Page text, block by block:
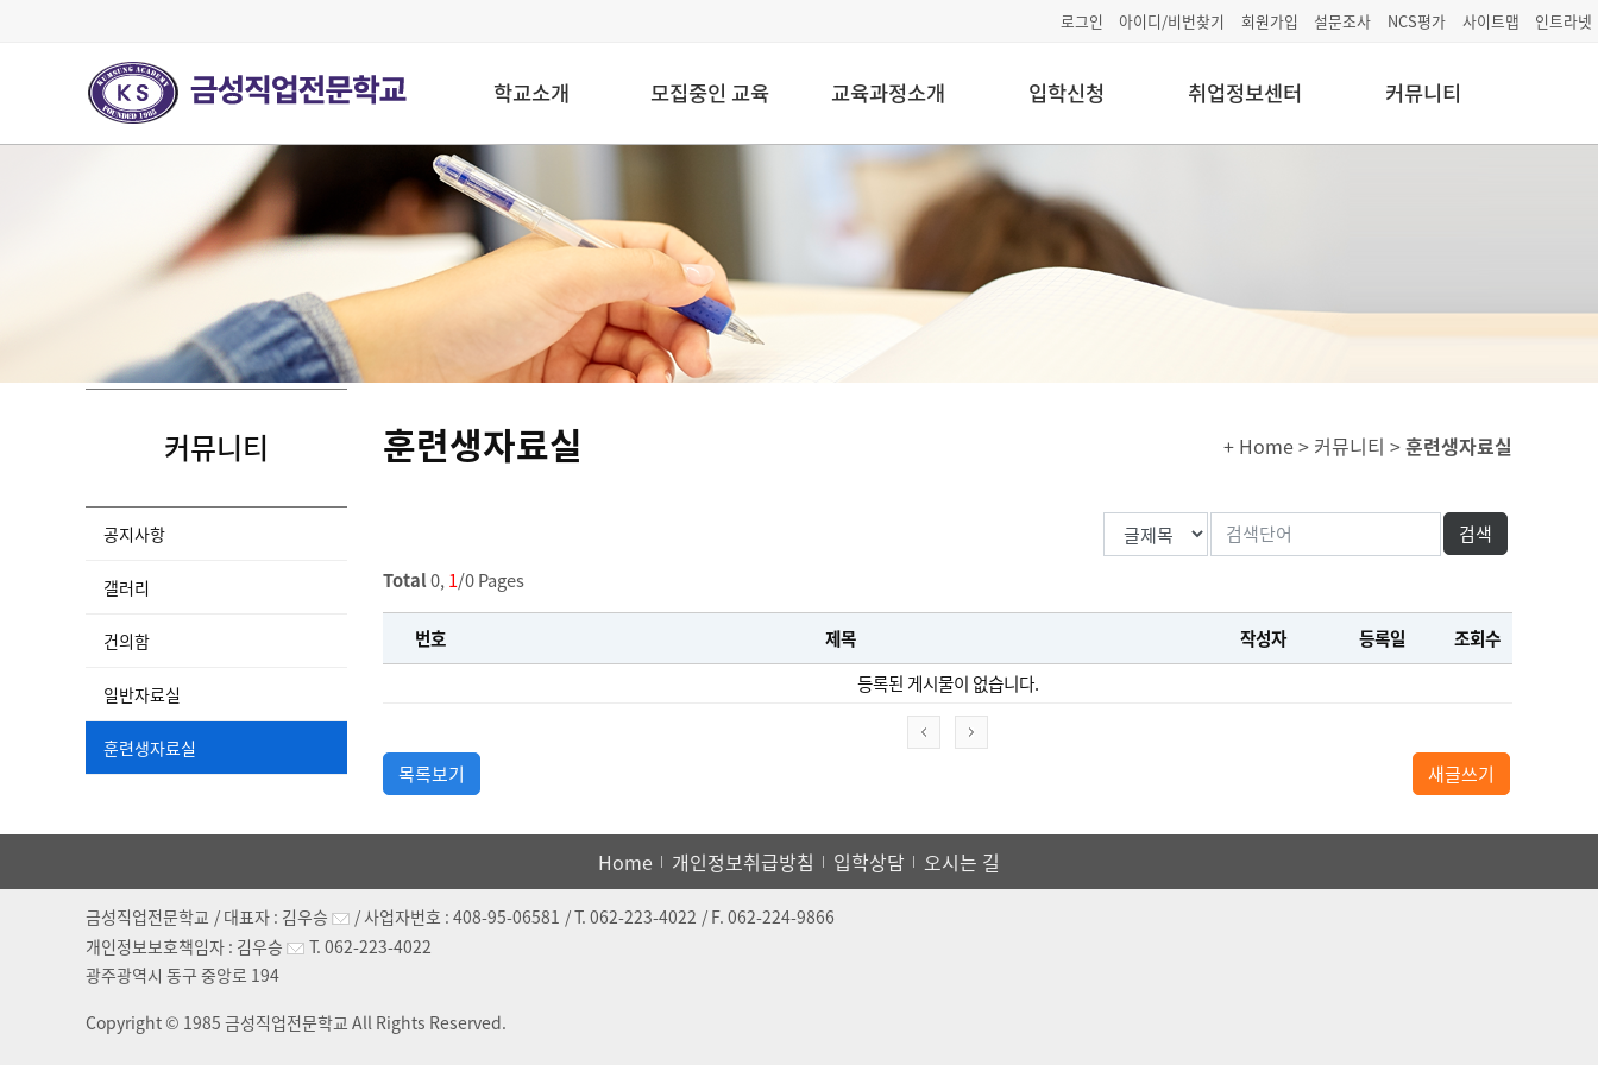
로그인 아이디/비번찾기 회원가입 설문조사 NCS평가 사이트맵 인트라넷
학교소개 모집중인 교육 교육과정소개 입학신청 취업정보센터 커뮤니티
커뮤니티
공지사항
갤러리
건의함
일반자료실
훈련생자료실
훈련생자료실 + Home> 커뮤니티 >훈련생자료실
Total0,1/0 Pages
번호 제목 작성자 등록일
조회수
등록된 게시물이 없습니다.
목록보기 새글쓰기
Home 개인정보취급방침 입학상담 오시는 길
금성직업전문학교 / 대표자 : 김우승 / 사업자번호 : 408-95-06581 / T. 062-223-4022 / F. 062-224-9866
개인정보보호책임자 : 김우승 T. 062-223-4022
광주광역시 동구 중앙로 194
Copyright © 1985 금성직업전문학교 All Rights Reserved.